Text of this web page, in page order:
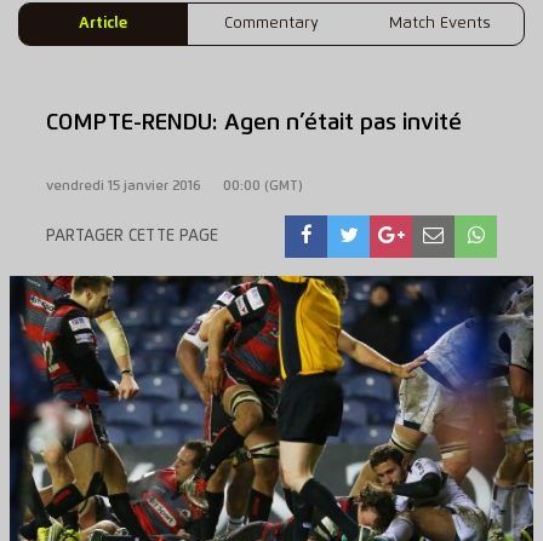
Article Commentary Match Events
COMPTE-RENDU: Agen n’était pas invité
vendredi 15 janvier 2016 00:00 (GMT)
PARTAGER CETTE PAGE